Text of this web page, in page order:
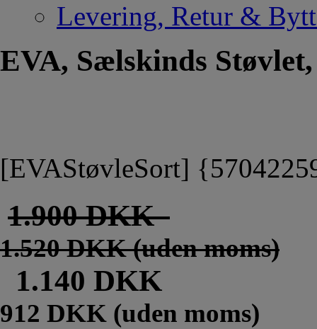
Levering, Retur &
EVA, Sælskinds
[EVAStøvleSort]
1.900 DKK
1.520 DKK (uden moms)
1.140 DKK
912 DKK (uden moms)